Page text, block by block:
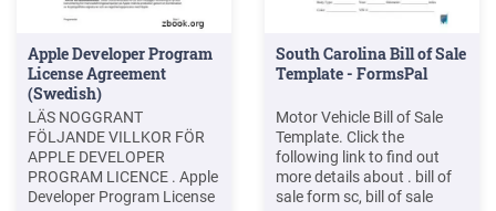
Apple Developer Program
License Agreement
(Swedish)
LÄS NOGGRANT
FÖLJANDE VILLKOR FÖR
APPLE DEVELOPER
PROGRAM LICENCE . Apple
Developer Program License
South Carolina Bill of Sale
Template - FormsPal
Motor Vehicle Bill of Sale
Template. Click the
following link to find out
more details about . bill of
sale form sc, bill of sale